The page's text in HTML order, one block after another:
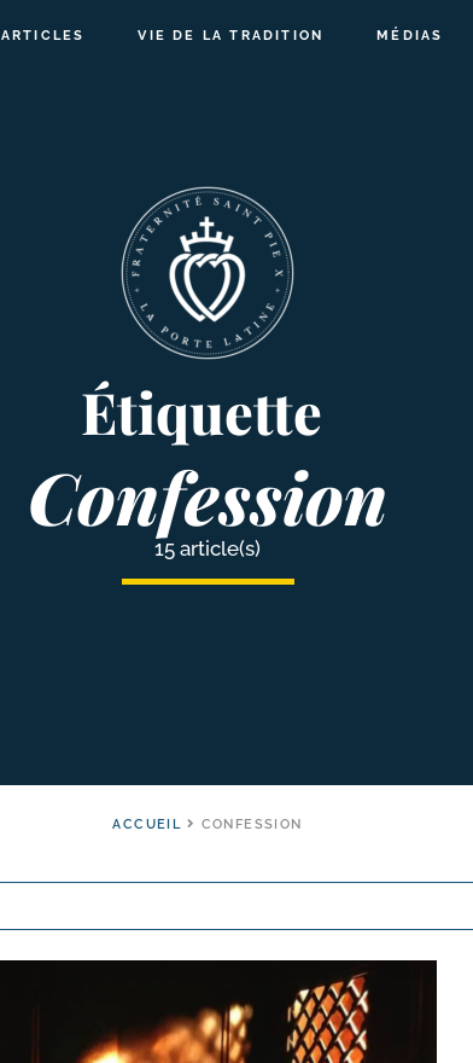
ARTICLES VIE DE LA TRADITION MÉDIAS
Étiquette
Confession
15 article(s)
ACCUEIL CONFESSION